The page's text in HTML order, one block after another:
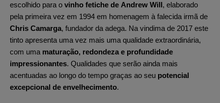
escolhido para o vinho fetiche de Andrew Will, elaborado
pela primeira vez em 1994 em homenagem à falecida irmã de
Chris Camarga, fundador da adega. Na vindima de 2017 este
tinto apresenta uma vez mais uma qualidade extraordinária,
com uma maturação, redondeza e profundidade
impressionantes. Qualidades que serão ainda mais
acentuadas ao longo do tempo graças ao seu potencial
excepcional de envelhecimento.